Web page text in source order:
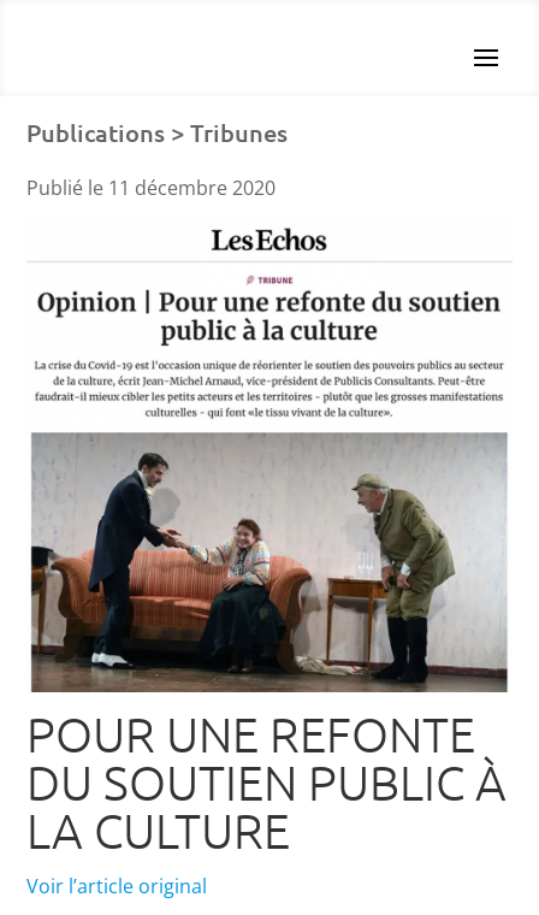
Publications > Tribunes
Publié le 11 décembre 2020
POUR UNE REFONTE
DU SOUTIEN PUBLIC À
LA CULTURE
Voir l’article original